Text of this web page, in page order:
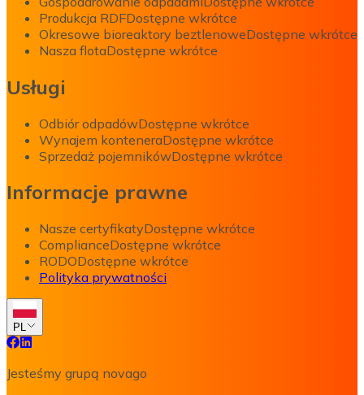
Produkcja RDFDostępne wkrótce
Okresowe bioreaktory beztlenoweDostępne wkrótce
Nasza flotaDostępne wkrótce
Usługi
Odbiór odpadówDostępne wkrótce
Wynajem konteneraDostępne wkrótce
Sprzedaż pojemnikówDostępne wkrótce
Informacje prawne
Nasze certyfikatyDostępne wkrótce
ComplianceDostępne wkrótce
RODODostępne wkrótce
Polityka prywatności
PL
Jesteśmy grupą novago